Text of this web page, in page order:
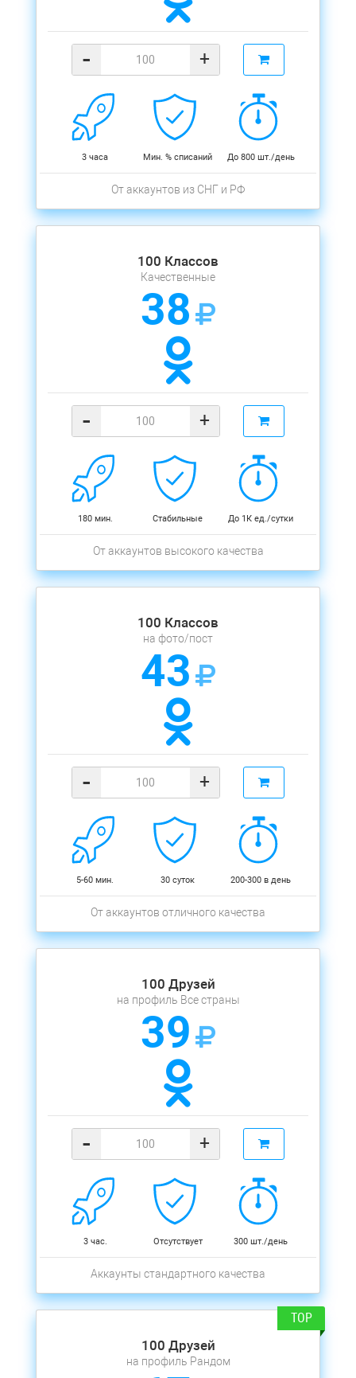
- +
3 часа Мин. % списаний До 800 шт./день
От аккаунтов из СНГ и РФ
100 Классов
Качественные
38
- +
180 мин. Стабильные До 1К ед./сутки
От аккаунтов высокого качества
100 Классов
на фото/пост
43
- +
5-60 мин. 30 суток 200-300 в день
От аккаунтов отличного качества
100 Друзей
на профиль Все страны
39
- +
3 час. Отсутствует 300 шт./день
Аккаунты стандартного качества
100 Друзей
на профиль Рандом